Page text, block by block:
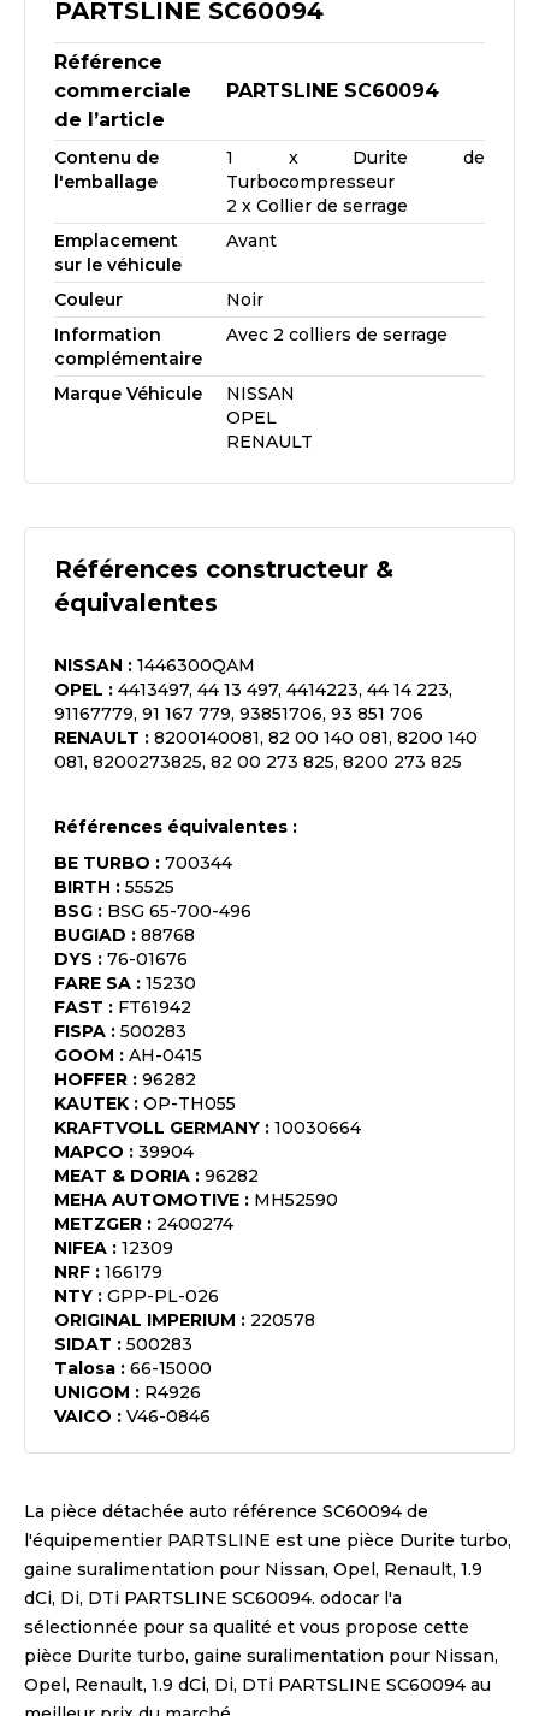
PARTSLINE SC60094
Référence
commerciale
de l’article
PARTSLINE SC60094
Contenu de
l'emballage
1 x Durite de
Turbocompresseur
2 x Collier de serrage
Emplacement
sur le véhicule
Avant
Couleur
Noir
Information
complémentaire
Avec 2 colliers de serrage
Marque Véhicule
NISSAN
OPEL
RENAULT
Références constructeur &
équivalentes
NISSAN : 1446300QAM
OPEL : 4413497, 44 13 497, 4414223, 44 14 223,
91167779, 91 167 779, 93851706, 93 851 706
RENAULT : 8200140081, 82 00 140 081, 8200 140
081, 8200273825, 82 00 273 825, 8200 273 825
Références équivalentes :
BE TURBO : 700344
BIRTH : 55525
BSG : BSG 65-700-496
BUGIAD : 88768
DYS : 76-01676
FARE SA : 15230
FAST : FT61942
FISPA : 500283
GOOM : AH-0415
HOFFER : 96282
KAUTEK : OP-TH055
KRAFTVOLL GERMANY : 10030664
MAPCO : 39904
MEAT & DORIA : 96282
MEHA AUTOMOTIVE : MH52590
METZGER : 2400274
NIFEA : 12309
NRF : 166179
NTY : GPP-PL-026
ORIGINAL IMPERIUM : 220578
SIDAT : 500283
Talosa : 66-15000
UNIGOM : R4926
VAICO : V46-0846
La pièce détachée auto référence SC60094 de
l'équipementier PARTSLINE est une pièce Durite turbo,
gaine suralimentation pour Nissan, Opel, Renault, 1.9
dCi, Di, DTi PARTSLINE SC60094. odocar l'a
sélectionnée pour sa qualité et vous propose cette
pièce Durite turbo, gaine suralimentation pour Nissan,
Opel, Renault, 1.9 dCi, Di, DTi PARTSLINE SC60094 au